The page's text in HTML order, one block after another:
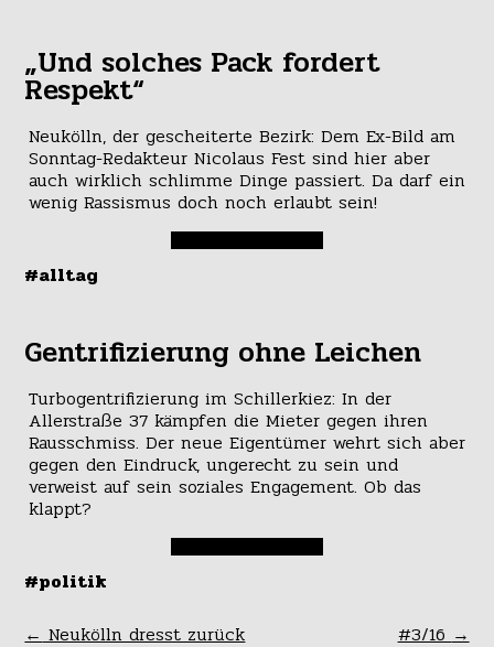
„Und solches Pack fordert
Respekt“
Neukölln, der gescheiterte Bezirk: Dem Ex-Bild am
Sonntag-Redakteur Nicolaus Fest sind hier aber
auch wirklich schlimme Dinge passiert. Da darf ein
wenig Rassismus doch noch erlaubt sein!
#alltag
Gentrifizierung ohne Leichen
Turbogentrifizierung im Schillerkiez: In der
Allerstraße 37 kämpfen die Mieter gegen ihren
Rausschmiss. Der neue Eigentümer wehrt sich aber
gegen den Eindruck, ungerecht zu sein und
verweist auf sein soziales Engagement. Ob das
klappt?
#politik
←Neukölln dresst zurück #3/16→